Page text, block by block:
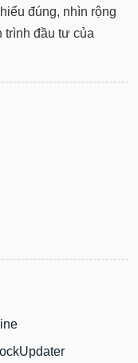
đúng, nhìn rộng
trình đầu tư của